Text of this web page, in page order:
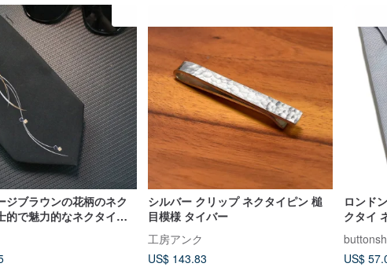
ジブラウンの花柄のネク
的で魅力的なネクタイで
シルバー クリップ ネクタイピン 槌
目模様 タイバー
工房アンク
US$ 143.83
ロンド
クタイ
US$